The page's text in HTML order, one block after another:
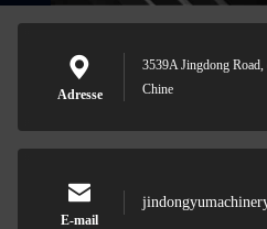
Adresse
3539A Jingdong
Chine
E-mail